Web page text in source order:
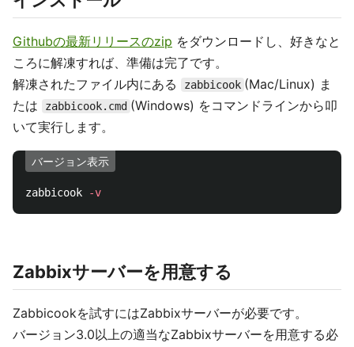
Githubの最新リリースのzip をダウンロードし、好きなと
ころに解凍すれば、準備は完了です。
解凍されたファイル内にある
zabbicook (Mac/Linux) ま
たは
zabbicook.cmd (Windows) をコマンドラインから叩
いて実行します。
バージョン表示
zabbicook -v
Zabbixサーバーを用意する
Zabbicookを試すにはZabbixサーバーが必要です。
バージョン3.0以上の適当なZabbixサーバーを用意する必